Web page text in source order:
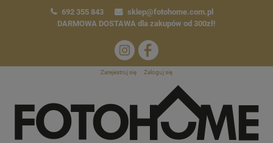
692 355 843
sklep@fotohome.com.pl
DARMOWA DOSTAWA dla zakupów od 300zł!
Zarejestruj się Zaloguj się